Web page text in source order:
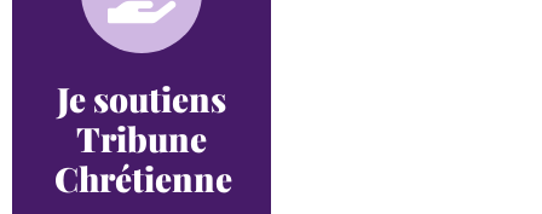
Je soutiens
Tribune
Chrétienne